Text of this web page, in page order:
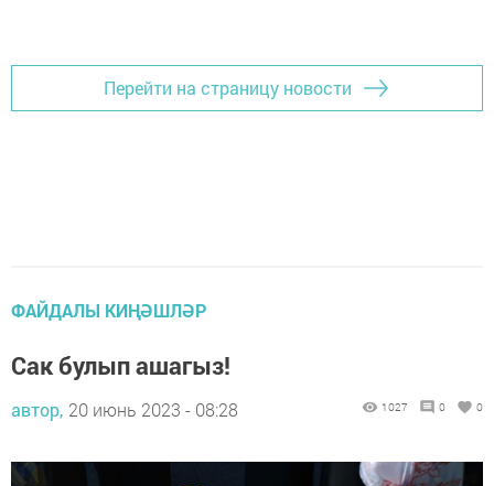
Перейти на страницу новости
ФАЙДАЛЫ КИҢӘШЛӘР
Сак булып ашагыз!
автор, 20 июнь 2023 - 08:28 1027 0 0